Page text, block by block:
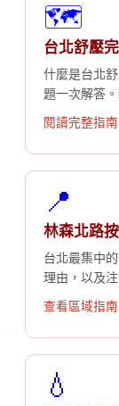
🗺️
台北舒壓
什麼是台北
題一次解答
閱讀完整指
📍
林森北路
台北最集中
理由，以及注
查看區域指
💧